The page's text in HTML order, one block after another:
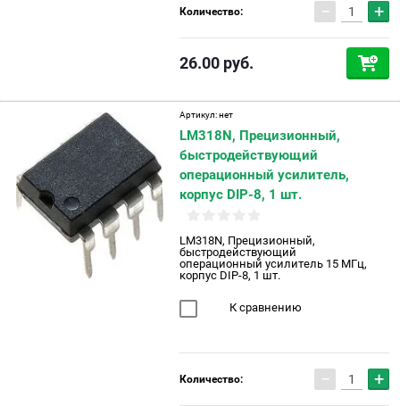
Количество: − +
26.00 руб.
Артикул:нет
LM318N, Прецизионный,
быстродействующий
операционный усилитель,
корпус DIP-8, 1 шт.
LM318N, Прецизионный,
быстродействующий
операционный усилитель 15 МГц,
корпус DIP-8, 1 шт.
К сравнению
Количество: − +